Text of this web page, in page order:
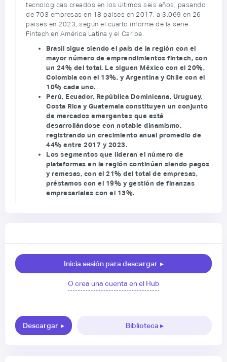
tecnológicas creados en los últimos seis años, pasando
de 703 empresas en 18 países en 2017, a 3.069 en 26
países en 2023, según el cuarto informe de la serie
Fintech en América Latina y el Caribe.
Brasil sigue siendo el país de la región con el
mayor número de emprendimientos fintech, con
un 24% del total. Le siguen México con el 20%,
Colombia con el 13%, y Argentina y Chile con el
10% cada uno.
Perú, Ecuador, República Dominicana, Uruguay,
Costa Rica y Guatemala constituyen un conjunto
de mercados emergentes que está
desarrollándose con notable dinamismo,
registrando un crecimiento anual promedio de
44% entre 2017 y 2023.
Los segmentos que lideran el número de
plataformas en la región continúan siendo pagos
y remesas, con el 21% del total de empresas,
préstamos con el 19% y gestión de finanzas
empresariales con el 13%.
Inicia sesión para descargar ▸
O crea una cuenta en el Hub
Descargar ▸ Biblioteca ▸